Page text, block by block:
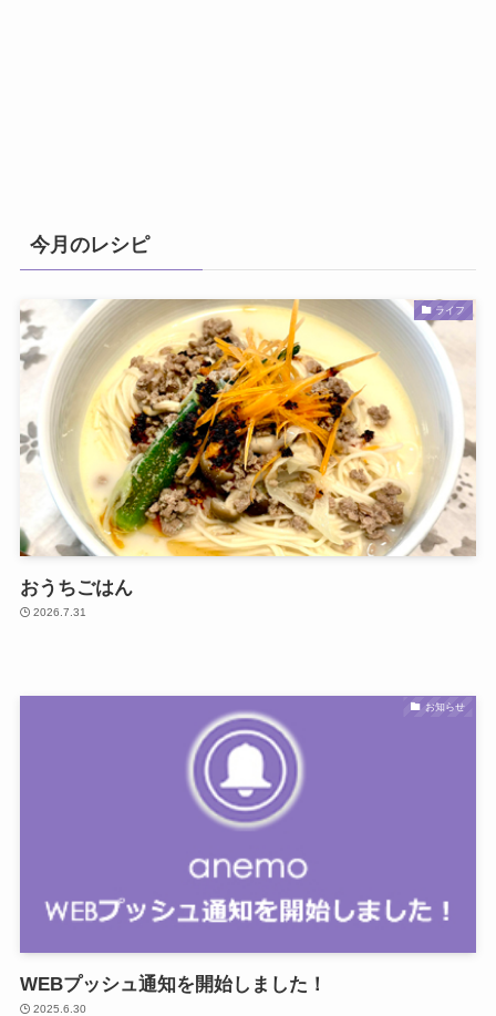
今月のレシピ
ライフ
おうちごはん
2026.7.31
お知らせ
WEBプッシュ通知を開始しました！
2025.6.30